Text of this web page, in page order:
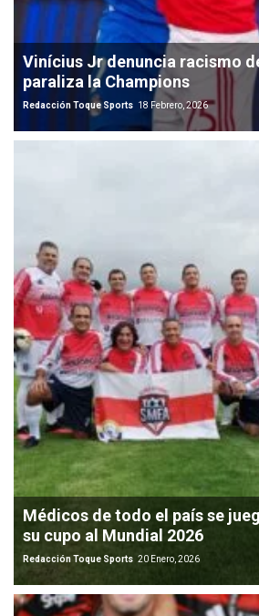
Vinícius Jr denuncia racismo
paraliza la Champions
Redacción Toque Sports 18 Febrero, 2026
Médicos de todo el país se
su cupo al Mundial 2026
Redacción Toque Sports 20 Enero, 2026